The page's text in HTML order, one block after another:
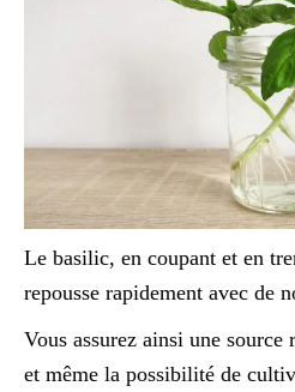
Le basilic, en coupant et en
repousse rapidement avec de
Vous assurez ainsi une
et même la possibilité de